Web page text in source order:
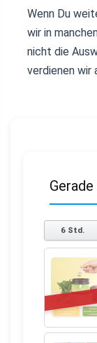
Wenn Du
wir in
nicht die
verdienen wir
6 Std.